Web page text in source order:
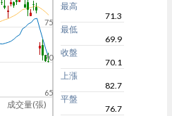
成交量(張)
65
70
75
最高
71.3
最低
69.9
收盤
70.1
上漲
82.7
平盤
76.7